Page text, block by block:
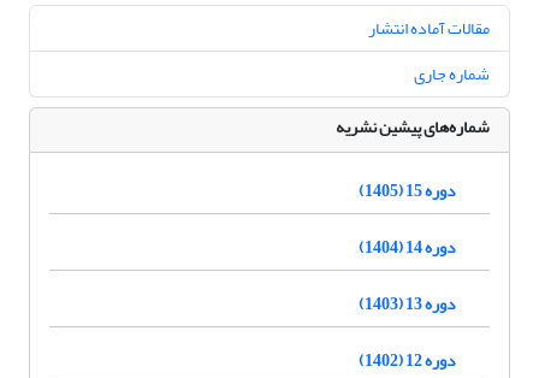
مقالات آماده انتشار
شماره جاری
شماره‌های پیشین نشریه
دوره 15 (1405)
دوره 14 (1404)
دوره 13 (1403)
دوره 12 (1402)